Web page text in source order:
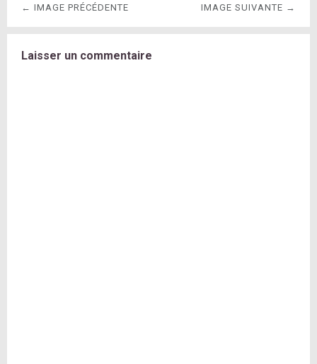
← IMAGE PRÉCÉDENTE IMAGE SUIVANTE →
Laisser un commentaire